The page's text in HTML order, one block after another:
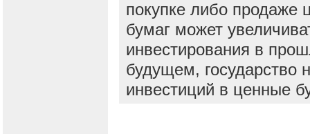
покупке либо продаже
бумаг может
инвестирования в
будущем, государство
инвестиций в ценные